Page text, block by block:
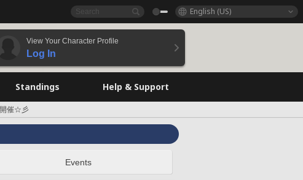
English (US)
View Your Character Profile
Log In
Standings Help & Support
催☆彡
Events